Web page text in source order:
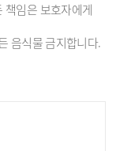
책임은 보호자에게
음식물 금지합니다.